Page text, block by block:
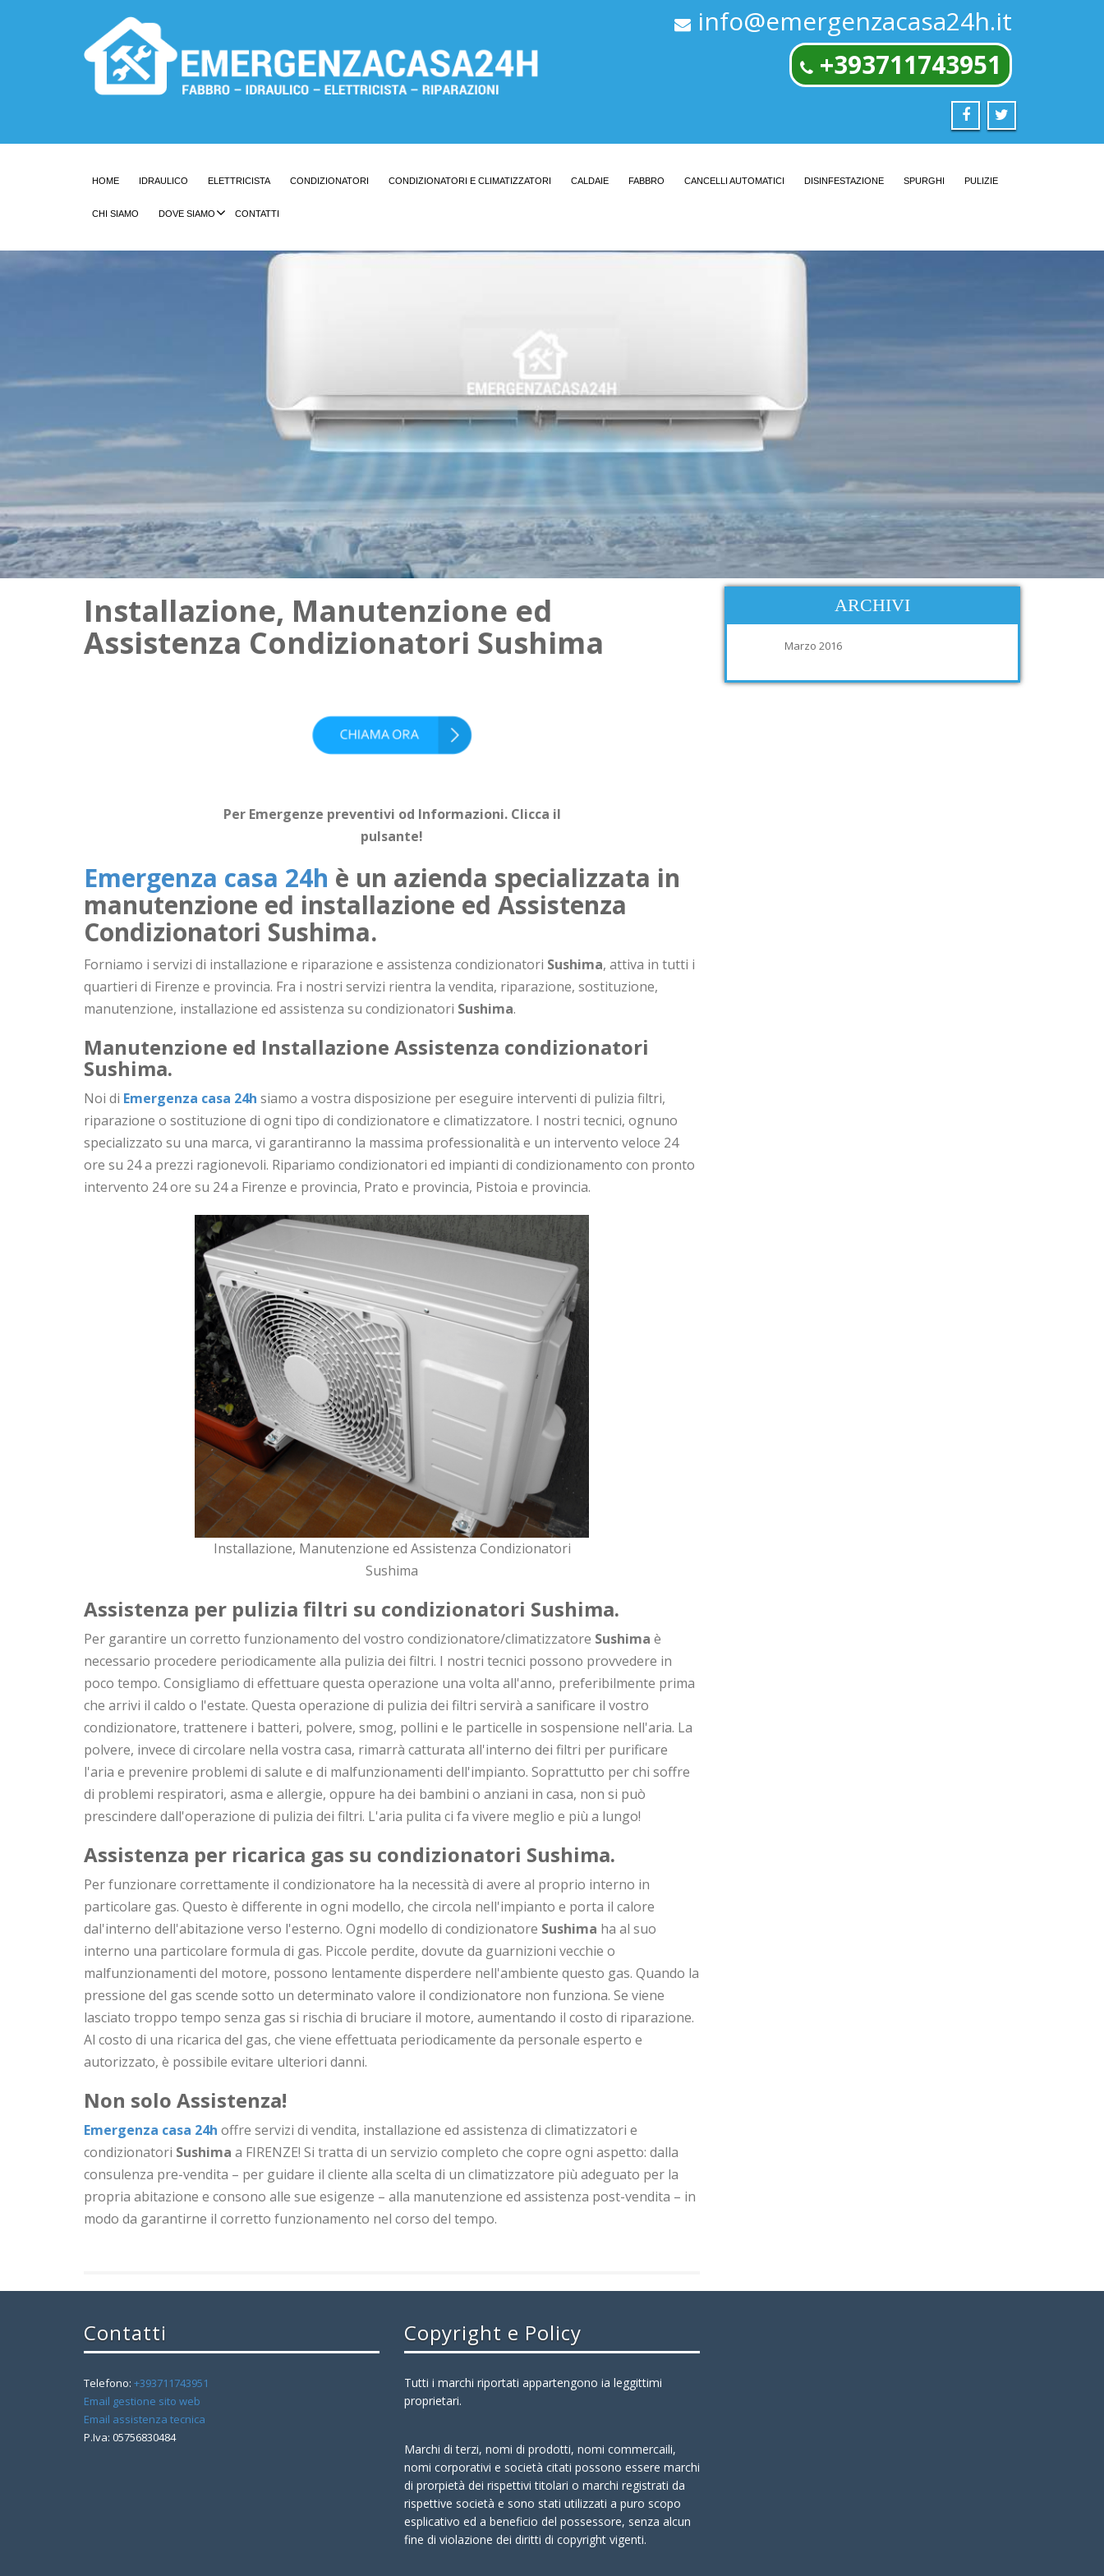
info@emergenzacasa24h.it
+393711743951
HOME IDRAULICO ELETTRICISTA CONDIZIONATORI CONDIZIONATORI E CLIMATIZZATORI CALDAIE FABBRO CANCELLI AUTOMATICI DISINFESTAZIONE SPURGHI PULIZIE
CHI SIAMO DOVE SIAMO CONTATTI
Installazione, Manutenzione ed
Assistenza Condizionatori Sushima
Per Emergenze preventivi od Informazioni. Clicca il
pulsante!
Emergenza casa 24h è un azienda specializzata in
manutenzione ed installazione ed Assistenza
Condizionatori Sushima.
Forniamo i servizi di installazione e riparazione e assistenza condizionatori Sushima, attiva in tutti i
quartieri di Firenze e provincia. Fra i nostri servizi rientra la vendita, riparazione, sostituzione,
manutenzione, installazione ed assistenza su condizionatori Sushima.
Manutenzione ed Installazione Assistenza condizionatori
Sushima.
Noi di Emergenza casa 24h siamo a vostra disposizione per eseguire interventi di pulizia filtri,
riparazione o sostituzione di ogni tipo di condizionatore e climatizzatore. I nostri tecnici, ognuno
specializzato su una marca, vi garantiranno la massima professionalità e un intervento veloce 24
ore su 24 a prezzi ragionevoli. Ripariamo condizionatori ed impianti di condizionamento con pronto
intervento 24 ore su 24 a Firenze e provincia, Prato e provincia, Pistoia e provincia.
Installazione, Manutenzione ed Assistenza Condizionatori
Sushima
Assistenza per pulizia filtri su condizionatori Sushima.
Per garantire un corretto funzionamento del vostro condizionatore/climatizzatore Sushima è
necessario procedere periodicamente alla pulizia dei filtri. I nostri tecnici possono provvedere in
poco tempo. Consigliamo di effettuare questa operazione una volta all'anno, preferibilmente prima
che arrivi il caldo o l'estate. Questa operazione di pulizia dei filtri servirà a sanificare il vostro
condizionatore, trattenere i batteri, polvere, smog, pollini e le particelle in sospensione nell'aria. La
polvere, invece di circolare nella vostra casa, rimarrà catturata all'interno dei filtri per purificare
l'aria e prevenire problemi di salute e di malfunzionamenti dell'impianto. Soprattutto per chi soffre
di problemi respiratori, asma e allergie, oppure ha dei bambini o anziani in casa, non si può
prescindere dall'operazione di pulizia dei filtri. L'aria pulita ci fa vivere meglio e più a lungo!
Assistenza per ricarica gas su condizionatori Sushima.
Per funzionare correttamente il condizionatore ha la necessità di avere al proprio interno in
particolare gas. Questo è differente in ogni modello, che circola nell'impianto e porta il calore
dal'interno dell'abitazione verso l'esterno. Ogni modello di condizionatore Sushima ha al suo
interno una particolare formula di gas. Piccole perdite, dovute da guarnizioni vecchie o
malfunzionamenti del motore, possono lentamente disperdere nell'ambiente questo gas. Quando la
pressione del gas scende sotto un determinato valore il condizionatore non funziona. Se viene
lasciato troppo tempo senza gas si rischia di bruciare il motore, aumentando il costo di riparazione.
Al costo di una ricarica del gas, che viene effettuata periodicamente da personale esperto e
autorizzato, è possibile evitare ulteriori danni.
Non solo Assistenza!
Emergenza casa 24h offre servizi di vendita, installazione ed assistenza di climatizzatori e
condizionatori Sushima a FIRENZE! Si tratta di un servizio completo che copre ogni aspetto: dalla
consulenza pre-vendita – per guidare il cliente alla scelta di un climatizzatore più adeguato per la
propria abitazione e consono alle sue esigenze – alla manutenzione ed assistenza post-vendita – in
modo da garantirne il corretto funzionamento nel corso del tempo.
ARCHIVI
Marzo 2016
Contatti
Telefono: +393711743951
Email gestione sito web
Email assistenza tecnica
P.Iva: 05756830484
Copyright e Policy
Tutti i marchi riportati appartengono ia leggittimi
proprietari.
Marchi di terzi, nomi di prodotti, nomi commercaili,
nomi corporativi e società citati possono essere marchi
di prorpietà dei rispettivi titolari o marchi registrati da
rispettive società e sono stati utilizzati a puro scopo
esplicativo ed a beneficio del possessore, senza alcun
fine di violazione dei diritti di copyright vigenti.